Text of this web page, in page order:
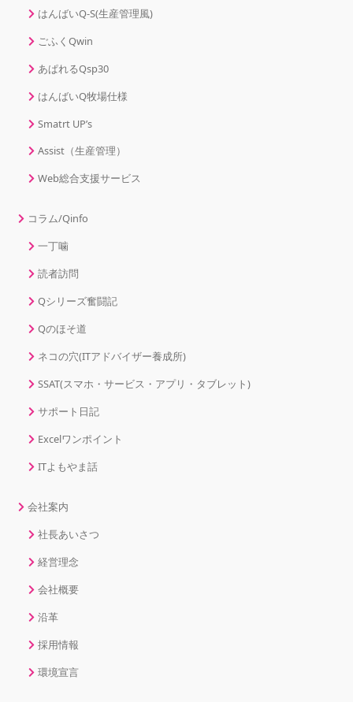
はんばいQ-S(生産管理風)
ごふくQwin
あぱれるQsp30
はんばいQ牧場仕様
Smatrt UP’s
Assist（生産管理）
Web総合支援サービス
コラム/Qinfo
一丁噛
読者訪問
Qシリーズ奮闘記
Qのほそ道
ネコの穴(ITアドバイザー養成所)
SSAT(スマホ・サービス・アプリ・タブレット)
サポート日記
Excelワンポイント
ITよもやま話
会社案内
社長あいさつ
経営理念
会社概要
沿革
採用情報
環境宣言